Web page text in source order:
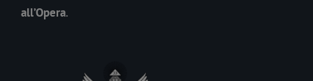
all’Opera.